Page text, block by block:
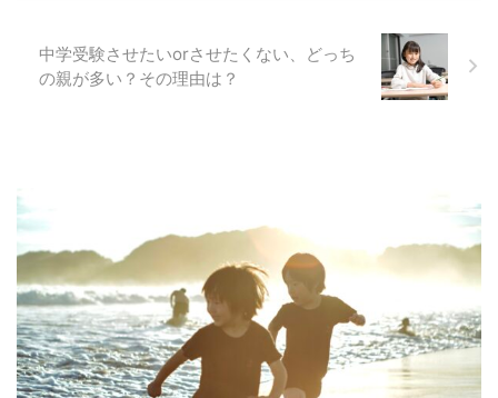
中学受験させたいorさせたくない、どっち
の親が多い？その理由は？